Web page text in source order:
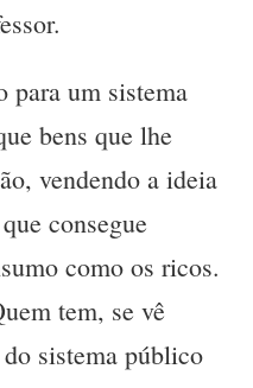
para um sistema
bens que lhe
vendendo a ideia
consegue
como os ricos.
tem, se vê
sistema público